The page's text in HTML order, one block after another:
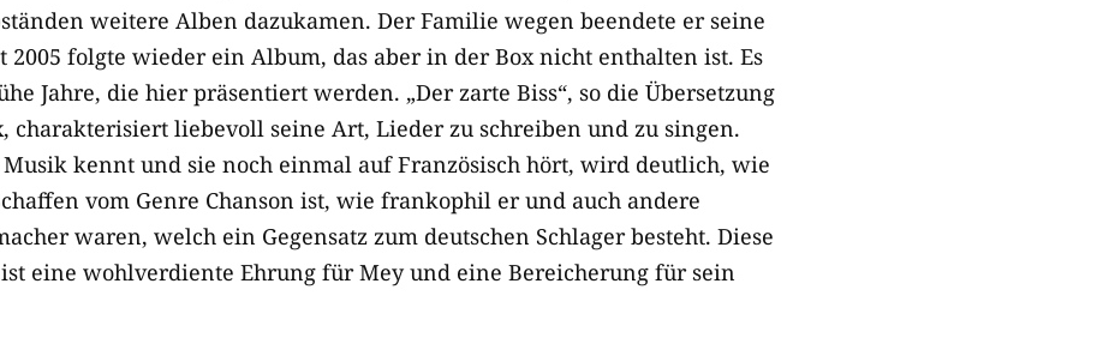
weitere Alben dazukamen. Der Familie wegen beendete er seine
2005 folgte wieder ein Album, das aber in der Box nicht enthalten ist. Es
Jahre, die hier präsentiert werden. „Der zarte Biss“, so die Übersetzung
charakterisiert liebevoll seine Art, Lieder zu schreiben und zu singen.
kennt und sie noch einmal auf Französisch hört, wird deutlich, wie
vom Genre Chanson ist, wie frankophil er und auch andere
waren, welch ein Gegensatz zum deutschen Schlager besteht. Diese
eine wohlverdiente Ehrung für Mey und eine Bereicherung für sein